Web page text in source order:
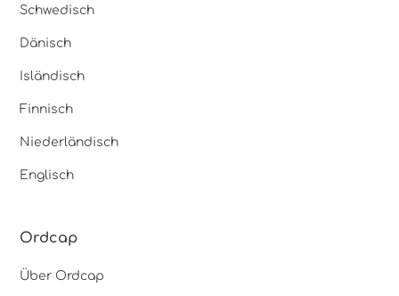
Schwedisch
Dänisch
Isländisch
Finnisch
Niederländisch
Englisch
Ordcap
Über Ordcap